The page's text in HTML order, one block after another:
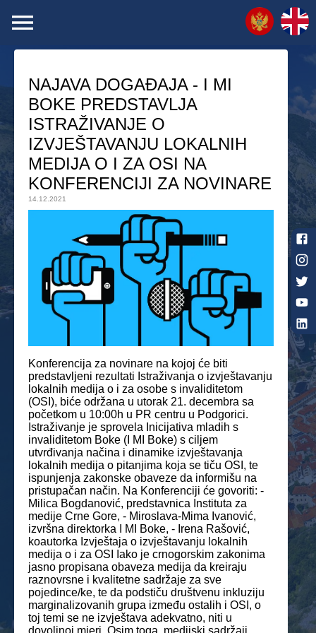
NAJAVA DOGAĐAJA - I MI
BOKE PREDSTAVLJA
ISTRAŽIVANJE O
IZVJEŠTAVANJU LOKALNIH
MEDIJA O I ZA OSI NA
KONFERENCIJI ZA NOVINARE
14.12.2021
Konferencija za novinare na kojoj će biti
predstavljeni rezultati Istraživanja o izvještavanju
lokalnih medija o i za osobe s invaliditetom
(OSI), biće održana u utorak 21. decembra sa
početkom u 10:00h u PR centru u Podgorici.
Istraživanje je sprovela Inicijativa mladih s
invaliditetom Boke (I MI Boke) s ciljem
utvrđivanja načina i dinamike izvještavanja
lokalnih medija o pitanjima koja se tiču OSI, te
ispunjenja zakonske obaveze da informišu na
pristupačan način. Na Konferenciji će govoriti: -
Milica Bogdanović, predstavnica Instituta za
medije Crne Gore, - Miroslava-Mima Ivanović,
izvršna direktorka I MI Boke, - Irena Rašović,
koautorka Izvještaja o izvještavanju lokalnih
medija o i za OSI Iako je crnogorskim zakonima
jasno propisana obaveza medija da kreiraju
raznovrsne i kvalitetne sadržaje za sve
pojedince/ke, te da podstiču društvenu inkluziju
marginalizovanih grupa između ostalih i OSI, o
toj temi se ne izvještava adekvatno, niti u
dovoljnoj mjeri. Osim toga, medijski sadržaji